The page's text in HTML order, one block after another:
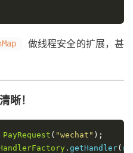
做线程安全的扩展，甚
晰！
PayRequest ( "wechat" );
. getHandler(